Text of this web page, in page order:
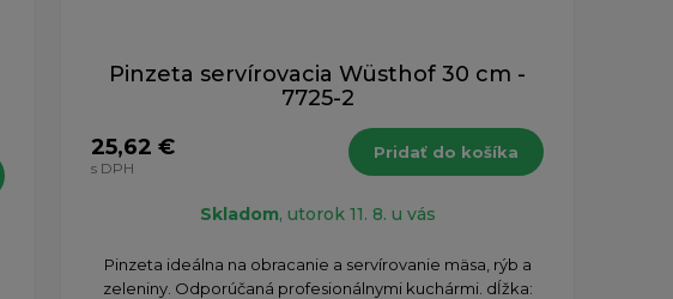
Pinzeta servírovacia Wüsthof 30 cm -
7725-2
25,62 €
s DPH
Pridať do košíka
Skladom, utorok 11. 8. u vás
Pinzeta ideálna na obracanie a servírovanie mäsa, rýb a
zeleniny. Odporúčaná profesionálnymi kuchármi. dĺžka: